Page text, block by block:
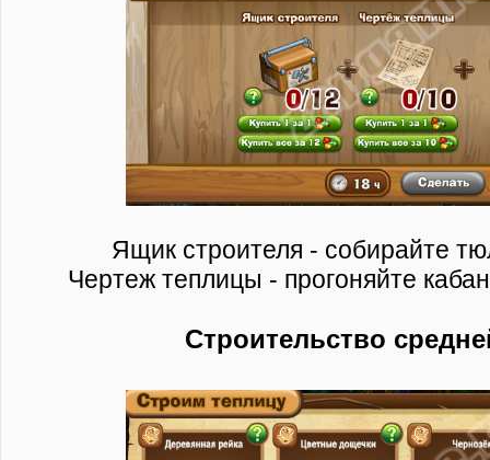
Ящик строителя - собирайте
Чертеж теплицы - прогоняйте
Строительство